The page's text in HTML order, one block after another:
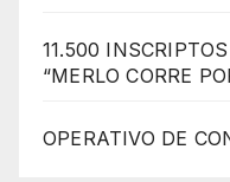
11.500
“MERLO CORRE
OPERATIVO DE